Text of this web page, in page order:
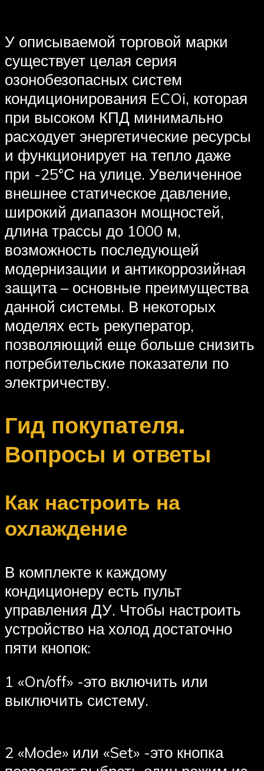
У описываемой торговой марки
существует целая серия
озонобезопасных систем
кондиционирования ECOi, которая
при высоком КПД минимально
расходует энергетические ресурсы
и функционирует на тепло даже
при -25°С на улице. Увеличенное
внешнее статическое давление,
широкий диапазон мощностей,
длина трассы до 1000 м,
возможность последующей
модернизации и антикоррозийная
защита – основные преимущества
данной системы. В некоторых
моделях есть рекуператор,
позволяющий еще больше снизить
потребительские показатели по
электричеству.
Гид покупателя.
Вопросы и ответы
Как настроить на
охлаждение
В комплекте к каждому
кондиционеру есть пульт
управления ДУ. Чтобы настроить
устройство на холод достаточно
пяти кнопок:
1 «On/off» -это включить или
выключить систему.
2 «Mode» или «Set» -это кнопка